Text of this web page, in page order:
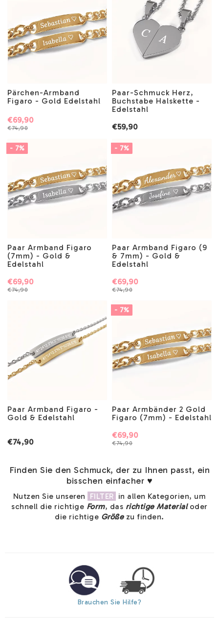
Pärchen-Armband
Figaro - Gold Edelstahl
€74,90
€69,90
Paar-Schmuck Herz,
Buchstabe Halskette -
Edelstahl
€59,90
- 7%
Paar Armband Figaro
(7mm) - Gold &
Edelstahl
€74,90
€69,90
- 7%
Paar Armband Figaro (9
& 7mm) - Gold &
Edelstahl
€74,90
€69,90
Paar Armband Figaro -
Gold & Edelstahl
€74,90
- 7%
Paar Armbänder 2 Gold
Figaro (7mm) - Edelstahl
€74,90
€69,90
Finden Sie den Schmuck, der zu Ihnen passt, ein
bisschen einfacher ♥
Nutzen Sie unseren FILTER in allen Kategorien, um
schnell die richtige Form, das richtige Materialoder
die richtige Größezu finden.
Brauchen Sie Hilfe?